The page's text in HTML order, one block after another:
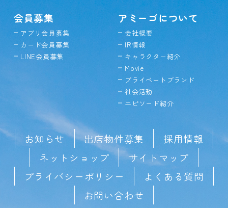
会員募集
アプリ会員募集
カード会員募集
LINE会員募集
アミーゴについて
会社概要
IR情報
キャラクター紹介
Movie
プライベートブランド
社会活動
エピソード紹介
お知らせ 出店物件募集
採用情報
ネットショップ
サイトマップ
プライバシーポリシー
よくある質問
お問い合わせ